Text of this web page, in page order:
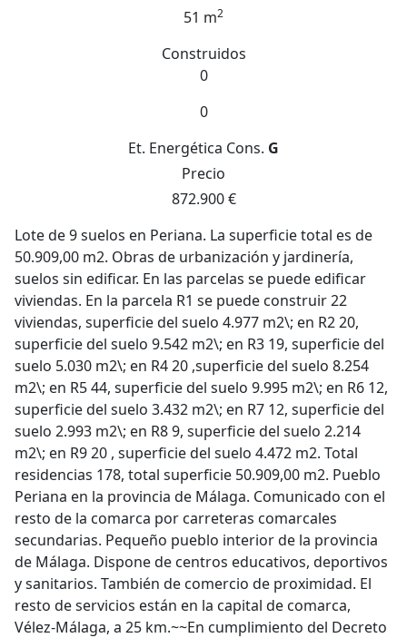
51 m2
Construidos
0
0
Et. Energética Cons. G
Precio
872.900 €
Lote de 9 suelos en Periana. La superficie total es de
50.909,00 m2. Obras de urbanización y jardinería,
suelos sin edificar. En las parcelas se puede edificar
viviendas. En la parcela R1 se puede construir 22
viviendas, superficie del suelo 4.977 m2\; en R2 20,
superficie del suelo 9.542 m2\; en R3 19, superficie del
suelo 5.030 m2\; en R4 20 ,superficie del suelo 8.254
m2\; en R5 44, superficie del suelo 9.995 m2\; en R6 12,
superficie del suelo 3.432 m2\; en R7 12, superficie del
suelo 2.993 m2\; en R8 9, superficie del suelo 2.214
m2\; en R9 20 , superficie del suelo 4.472 m2. Total
residencias 178, total superficie 50.909,00 m2. Pueblo
Periana en la provincia de Málaga. Comunicado con el
resto de la comarca por carreteras comarcales
secundarias. Pequeño pueblo interior de la provincia
de Málaga. Dispone de centros educativos, deportivos
y sanitarios. También de comercio de proximidad. El
resto de servicios están en la capital de comarca,
Vélez-Málaga, a 25 km.~~En cumplimiento del Decreto